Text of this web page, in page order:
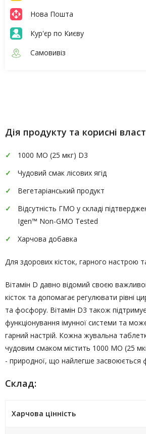
Нова Пошта
Кур'єр по Києву
Самовивіз
Дія продукту та корисні
1000 МО (25 мкг) D3
Чудовий смак лісових ягід
Вегетаріанський продукт
Відсутність ГМО у складі
Igen™ Non-GMO Tested
Харчова добавка
Для здорових кісток, гарного настрою
Вітамін D давно відомий своєю
кісток та допомагає регулювати рівні
та фосфору. Вітамін D3 також
функціонування імунної системи та
гарний настрій. Кожна жувальна
чудовим смаком містить 1000 МО (25
- природної, що найлегше засвоюється
Склад:
Харчова цінність